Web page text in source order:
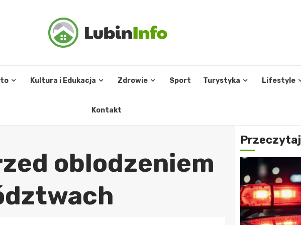
Kultura i Edukacja Zdrowie Sport Turystyka Lifestyle
Kontakt
oblodzeniem
Przeczytaj